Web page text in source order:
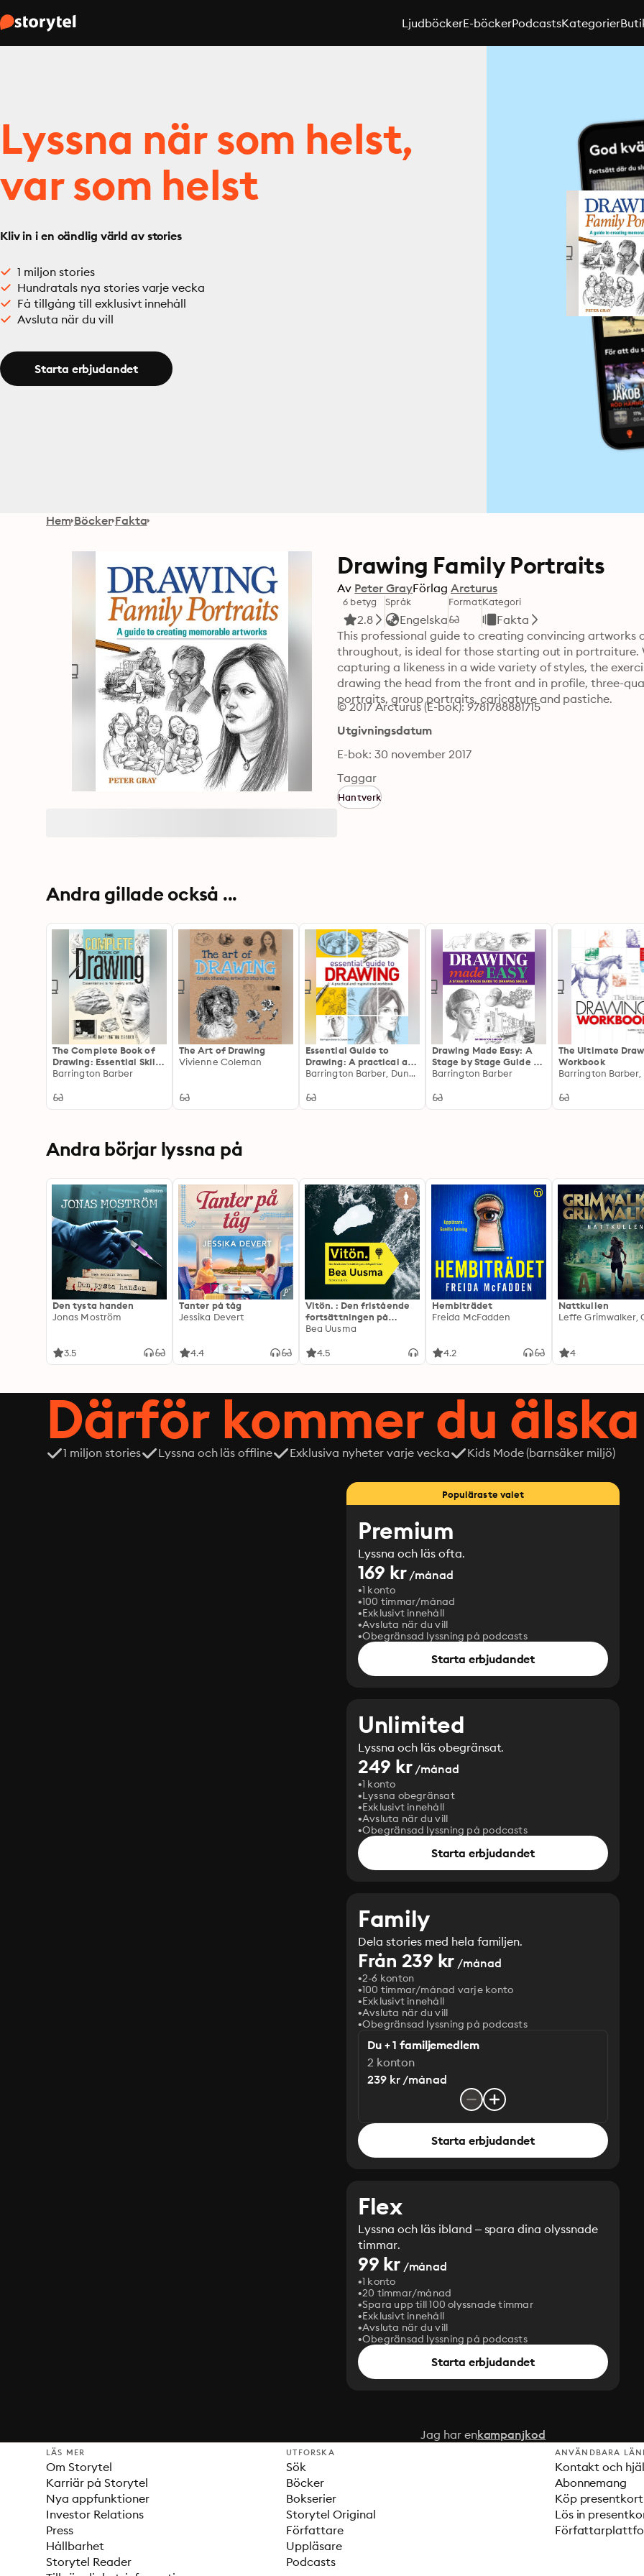
LjudböckerE-böckerPodcastsKategorier
Lyssna när som helst,
var som helst
Kliv in i en oändlig värld av stories
1 miljon stories
Hundratals nya stories varje vecka
Få tillgång till exklusivt innehåll
Avsluta när du vill
Starta erbjudandet
Hem Böcker Fakta
Drawing Family Portraits
Av Peter GrayFörlag Arcturus
6 betyg
2.8
Språk
Engelska
FormatKategori
Fakta
This professional guide to creating convincing
throughout, is ideal for those starting out in
capturing a likeness in a wide variety of styles, the
drawing the head from the front and in profile, three-
portraits, group portraits, caricature and pastiche.
© 2017 Arcturus (E-bok): 9781788881715
Utgivningsdatum
E-bok: 30 november 2017
Taggar
Hantverk
Andra gillade också ...
The Complete Book of
Drawing: Essential Skills
for Every Artist
Barrington Barber
The Art of Drawing
Vivienne Coleman
Essential Guide to
Drawing: A practical and
inspirational workbookBarrington Barber, Duncan Smith
Drawing Made Easy: A
Stage by Stage Guide to
Drawing Skills
Barrington Barber
The Ultimate
Workbook
Andra börjar lyssna på
Den tysta handen
Jonas Moström
3.5
Tanter på tåg
Jessika Devert
4.4
Vitön. : Den fristående
fortsättningen på
Expeditionen
Bea Uusma
4.5
Hembiträdet
Freida McFadden
4.2
Nattkullen
4
Därför kommer du
1 miljon stories Lyssna och läs offline Exklusiva nyheter varje vecka Kids Mode (barnsäker miljö)
Populäraste valet
Premium
Lyssna och läs ofta.
169 kr/månad
1 konto
100 timmar/månad
Exklusivt innehåll
Avsluta när du vill
Obegränsad lyssning på podcasts
Starta erbjudandet
Unlimited
Lyssna och läs obegränsat.
249 kr/månad
1 konto
Lyssna obegränsat
Exklusivt innehåll
Avsluta när du vill
Obegränsad lyssning på podcasts
Starta erbjudandet
Family
Dela stories med hela familjen.
Från 239 kr /månad
2-6 konton
100 timmar/månad varje konto
Exklusivt innehåll
Avsluta när du vill
Obegränsad lyssning på podcasts
Du + 1 familjemedlem
2 konton
239 kr /månad
Starta erbjudandet
Flex
Lyssna och läs ibland – spara dina olyssnade
timmar.
99 kr/månad
1 konto
20 timmar/månad
Spara upp till 100 olyssnade timmar
Exklusivt innehåll
Avsluta när du vill
Obegränsad lyssning på podcasts
Starta erbjudandet
Jag har enkampanjkod
LÄS MER
Om Storytel
Karriär på Storytel
Nya appfunktioner
Investor Relations
Press
Hållbarhet
Storytel Reader
UTFORSKA
Sök
Böcker
Bokserier
Storytel Original
Författare
Uppläsare
Podcasts
ANVÄNDBARA
Kontakt och
Abonnemang
Köp presentkort
Lös in